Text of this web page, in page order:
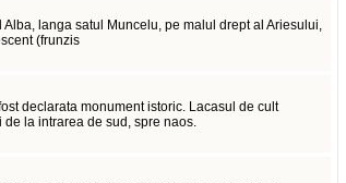
langa satul Muncelu, pe malul drept al Ariesului,
(frunzis
declarata monument istoric. Lacasul de cult
la intrarea de sud, spre naos.